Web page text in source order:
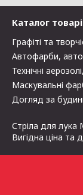
Каталог
Графіті та
Автофарби,
Технічні
Маскувальні
Догляд за
Стріла для лука
Вигідна ціна та